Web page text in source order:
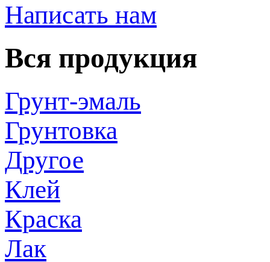
Написать нам
Вся продукция
Грунт-эмаль
Грунтовка
Другое
Клей
Краска
Лак